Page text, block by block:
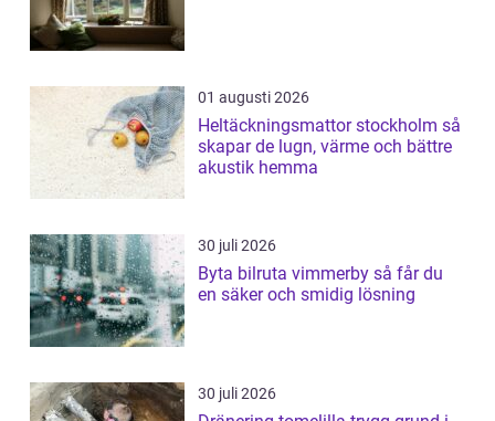
01 augusti 2026
Heltäckningsmattor stockholm så
skapar de lugn, värme och bättre
akustik hemma
30 juli 2026
Byta bilruta vimmerby så får du
en säker och smidig lösning
30 juli 2026